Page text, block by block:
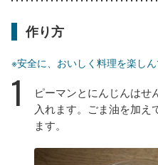
作り方
※安全に、おいしく料理を楽し
1
ピーマンとにんじんはせ
入れます。ごま油を加え
ます。